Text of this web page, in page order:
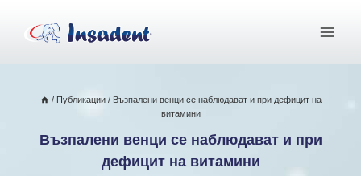
съдържанието
/ Публикации / Възпалени венци се наблюдават и при дефицит на
витамини
Възпалени венци се наблюдават и при
дефицит на витамини